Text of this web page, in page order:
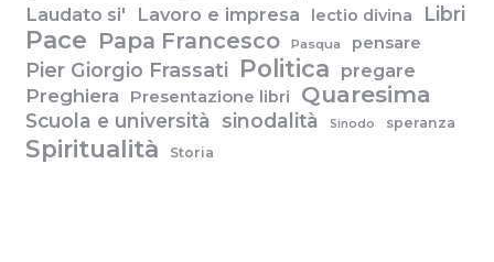
Laudato si' Lavoro e impresa lectio divina Libri
Pace Papa Francesco Pasqua pensare
Pier Giorgio Frassati Politica pregare
Preghiera
Presentazione libri Quaresima
Scuola e università sinodalità Sinodo speranza
Spiritualità Storia